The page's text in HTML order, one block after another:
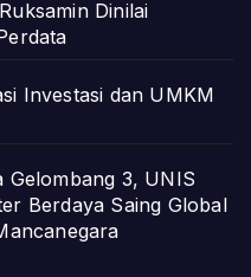
Dinilai
Investasi dan UMKM
Gelombang 3, UNIS
Berdaya Saing Global